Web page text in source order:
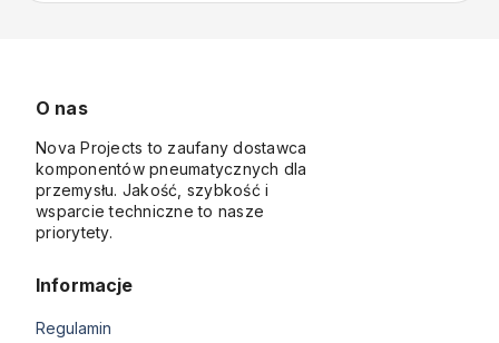
O nas
Nova Projects to zaufany dostawca
komponentów pneumatycznych dla
przemysłu. Jakość, szybkość i
wsparcie techniczne to nasze
priorytety.
Informacje
Regulamin